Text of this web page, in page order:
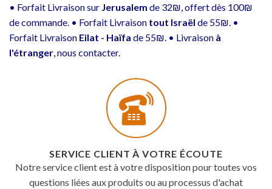
• Forfait Livraison sur Jerusalem de 32₪, offert dès 100₪
de commande. • Forfait Livraison tout Israël de 55₪. •
Forfait Livraison Eilat - Haïfa de 55₪. • Livraison à
l'étranger, nous contacter.
SERVICE CLIENT À VOTRE ÉCOUTE
Notre service client est à votre disposition pour toutes vos
questions liées aux produits ou au processus d'achat